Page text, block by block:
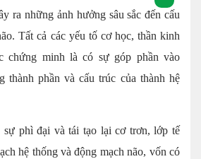
ra những ảnh hưởng sâu sắc đến cấu
Tất cả các yếu tố cơ học, thần kinh
chứng minh là có sự góp phần vào
thành phần và cấu trúc của thành hệ
sự phì đại và tái tạo lại cơ trơn, lớp tế
hệ thống và động mạch não, vốn có